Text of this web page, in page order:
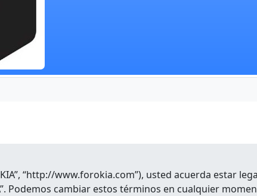
“http://www.forokia.com”), usted acuerda estar
Podemos cambiar estos términos en cualquier